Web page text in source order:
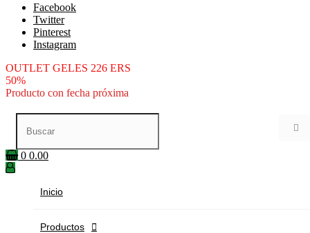
Facebook
Twitter
Pinterest
Instagram
OUTLET GELES 226 ERS
50%
Producto con fecha próxima

0 0.00
Inicio
Productos 